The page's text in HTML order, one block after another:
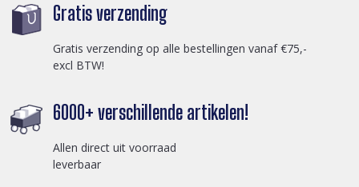
Gratis verzending
Gratis verzending op alle bestellingen vanaf €75,-
excl BTW!
6000+ verschillende artikelen!
Allen direct uit voorraad
leverbaar